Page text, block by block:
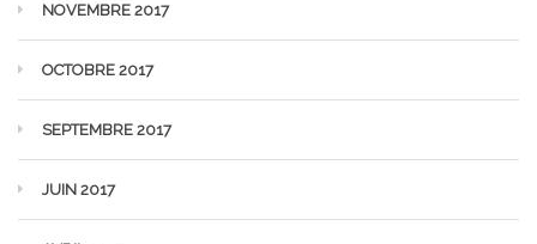
NOVEMBRE 2017
OCTOBRE 2017
SEPTEMBRE 2017
JUIN 2017